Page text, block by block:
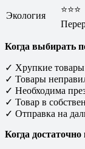
Экология
⭐⭐⭐
Когда выбирать
✓ Хрупкие
✓ Товары
✓ Необходима
✓ Товар в
✓ Отправка на
Когда достаточно